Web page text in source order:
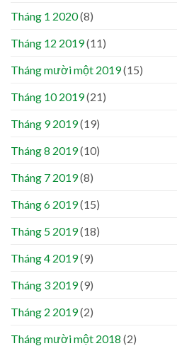
Tháng 1 2020(8)
Tháng 12 2019(11)
Tháng mười một 2019(15)
Tháng 10 2019(21)
Tháng 9 2019(19)
Tháng 8 2019(10)
Tháng 7 2019(8)
Tháng 6 2019(15)
Tháng 5 2019(18)
Tháng 4 2019(9)
Tháng 3 2019(9)
Tháng 2 2019(2)
Tháng mười một 2018 (2)